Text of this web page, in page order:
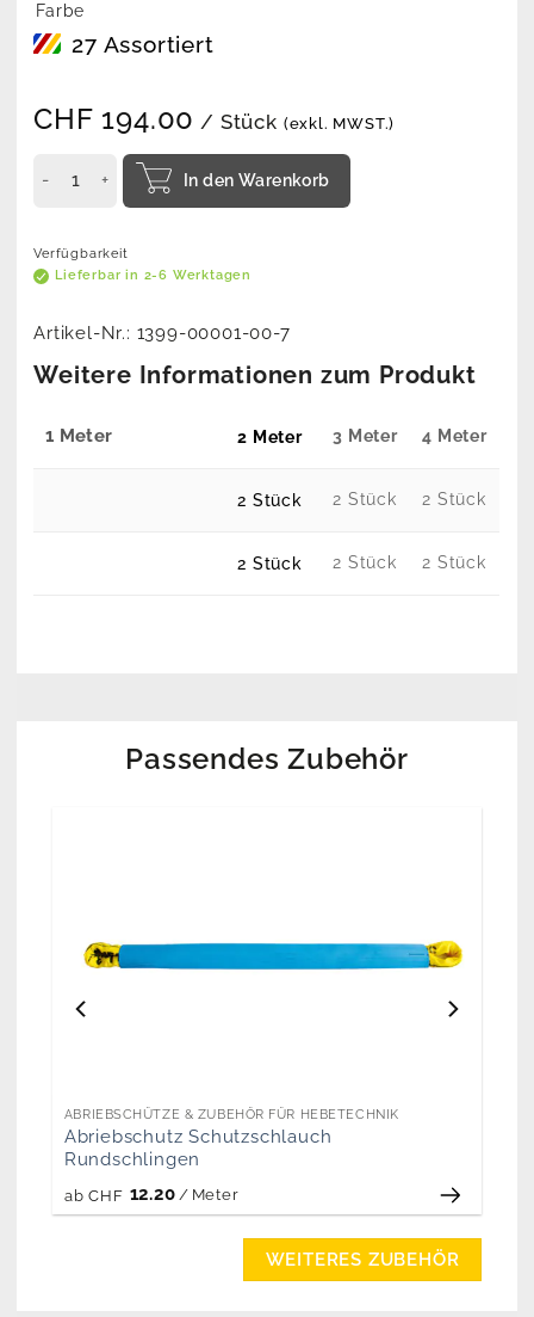
Farbe
27 Assortiert
CHF 194.00 / Stück (exkl. MWST.)
In den Warenkorb
Verfügbarkeit
Lieferbar in 2-6 Werktagen
Artikel-Nr.: 1399-00001-00-7
Weitere Informationen zum Produkt
1 Meter 2 Meter 3 Meter 4 Meter
2 Stück 2 Stück 2 Stück
2 Stück 2 Stück 2 Stück
Passendes Zubehör
ABRIEBSCHÜTZE & ZUBEHÖR FÜR HEBETECHNIK
Abriebschutz Schutzschlauch
Rundschlingen
ab CHF 12.20 / Meter
WEITERES ZUBEHÖR